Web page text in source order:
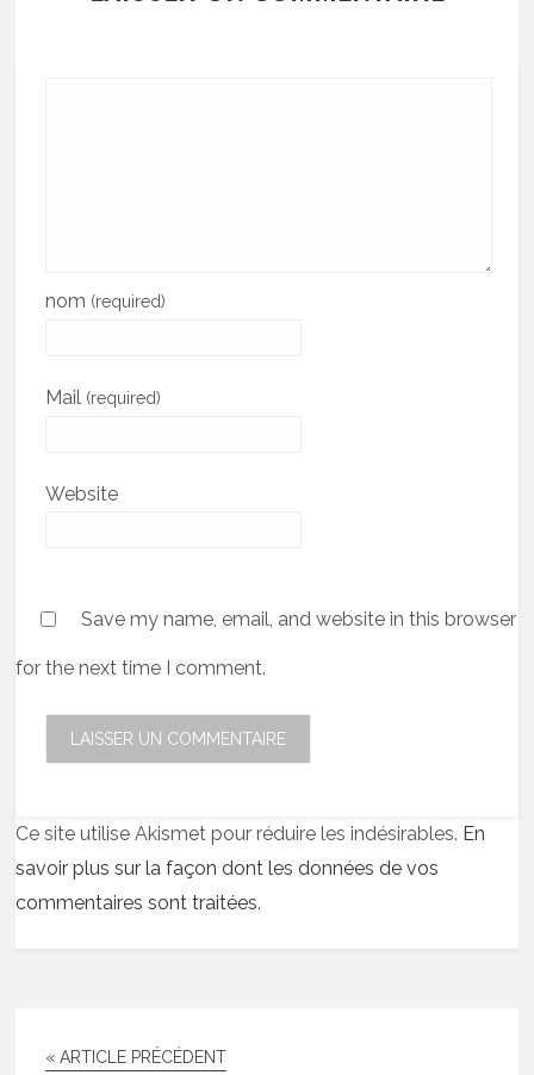
nom (required)
Mail (required)
Website
Save my name, email, and website in this browser
for the next time I comment.
Ce site utilise Akismet pour réduire les indésirables. En
savoir plus sur la façon dont les données de vos
commentaires sont traitées.
« ARTICLE PRÉCÉDENT